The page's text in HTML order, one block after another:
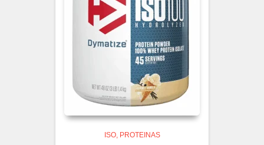
ISO PROTEINAS